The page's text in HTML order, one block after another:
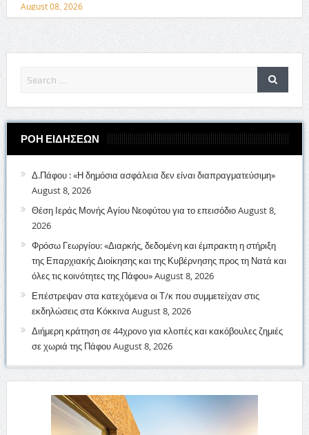
August 08, 2026
ΡΟΗ ΕΙΔΗΣΕΩΝ
Δ.Πάφου : «Η δημόσια ασφάλεια δεν είναι διαπραγματεύσιμη»
August 8, 2026
Θέση Ιεράς Μονής Αγίου Νεοφύτου για το επεισόδιοAugust 8,
2026
Φρόσω Γεωργίου: «Διαρκής, δεδομένη και έμπρακτη η στήριξη
της Επαρχιακής Διοίκησης και της Κυβέρνησης προς τη Νατά και
όλες τις κοινότητες της Πάφου»August 8, 2026
Επέστρεψαν στα κατεχόμενα οι Τ/κ που συμμετείχαν στις
εκδηλώσεις στα Κόκκινα August 8, 2026
Διήμερη κράτηση σε 44χρονο για κλοπές και κακόβουλες ζημιές
σε χωριά της ΠάφουAugust 8, 2026